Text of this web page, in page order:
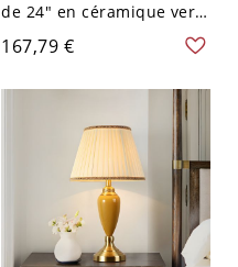
de 24" en céramique verte
avec abat-jour textile,
cylindre, 110V-120V
167,79 €